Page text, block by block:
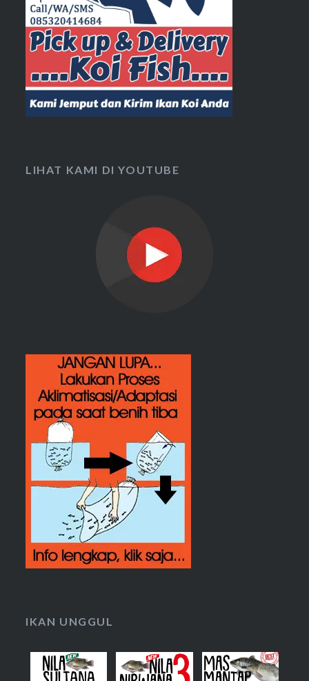
LIHAT KAMI DI YOUTUBE
IKAN UNGGUL